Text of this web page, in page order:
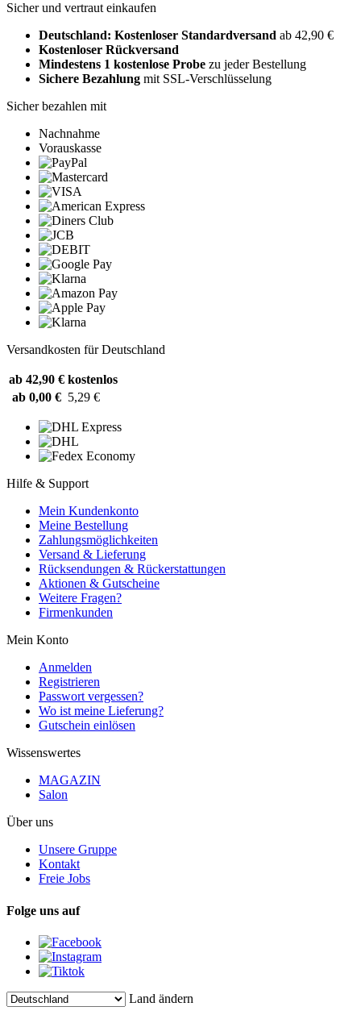
Sicher und vertraut einkaufen
Deutschland: Kostenloser Standardversand ab 42,90 €
Kostenloser Rückversand
Mindestens 1 kostenlose Probe zu jeder Bestellung
Sichere Bezahlung mit SSL-Verschlüsselung
Sicher bezahlen mit
Nachnahme
Vorauskasse
Versandkosten für Deutschland
ab 42,90 € kostenlos
ab 0,00 € 5,29 €
Hilfe & Support
Mein Kundenkonto
Meine Bestellung
Zahlungsmöglichkeiten
Versand & Lieferung
Rücksendungen & Rückerstattungen
Aktionen & Gutscheine
Weitere Fragen?
Firmenkunden
Mein Konto
Anmelden
Registrieren
Passwort vergessen?
Wo ist meine Lieferung?
Gutschein einlösen
Wissenswertes
MAGAZIN
Salon
Über uns
Unsere Gruppe
Kontakt
Freie Jobs
Folge uns auf
Land ändern